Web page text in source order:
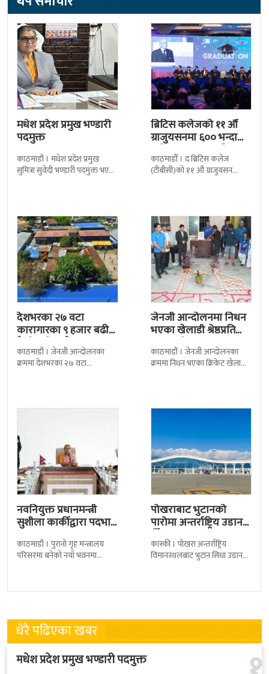
मधेश प्रदेश प्रमुख भण्डारी
पदमुक्त
काठमाडौं । मधेश प्रदेश प्रमुख
सुमित्रा सुवेदी भण्डारी पदमुक्त भएकी
ब्रिटिस कलेजको ११ औँ
ग्राजुयसनमा ६०० भन्दा
बढी ग्राजुयट सम्मानित
काठमाडौँ । द ब्रिटिस कलेज
(टीबीसी)को ११ औं ग्राजुयसन
देशभरका २७ वटा
कारागारका ९ हजार बढी
कैदीबन्दी अझै फरार
काठमाडौं । जेनजी आन्दोलनका
क्रममा देशभरका २७ वटा
जेनजी आन्दोलनमा निधन
भएका खेलाडी श्रेष्ठप्रति
श्रद्धाञ्जली
काठमाडौं । जेनजी आन्दोलनका
क्रममा निधन भएका क्रिकेट खेलाडी
नवनियुक्त प्रधानमन्त्री
सुशीला कार्कीद्वारा पदभार
काठमाडौं । पुरानो गृह मन्त्रालय
परिसरमा बनेको नयाँ भवनमा
नवनियुक्त
पोखराबाट भुटानको
पारोमा अन्तर्राष्ट्रिय उडान
हुँदै
कास्की । पोखरा अन्तर्राष्ट्रिय
विमानस्थलबाट भुटान सिधा उडान
लागेको हो
धेरै पढिएका खबर
मधेश प्रदेश प्रमुख भण्डारी पदमुक्त